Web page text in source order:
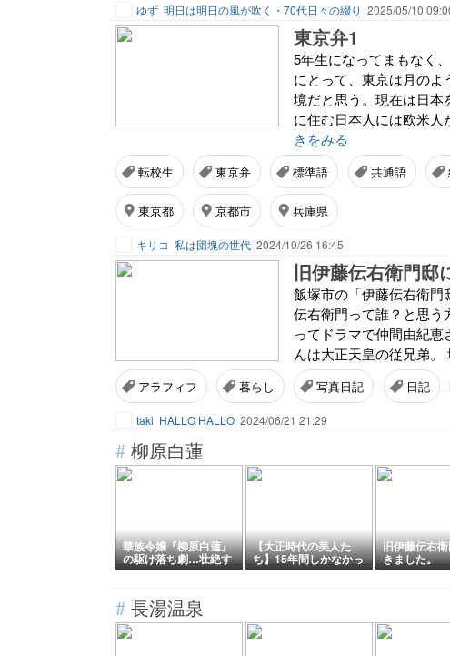
ゆず 明日は明日の風が吹く・70代日々の綴り 2025/05/10
東京弁1
5年生になってまもなく
にとって、東京は月の
境だと思う。現在は日
に住む日本人には欧米
きをみる
転校生 東京弁 標準語 共通語
東京都 京都市 兵庫県
キリコ 私は団塊の世代 2024/10/26 16:45
旧伊藤伝右衛門邸
飯塚市の「伊藤伝右衛
伝右衛門って誰？と思う
ってドラマで仲間由紀
んは大正天皇の従兄弟
アラフィフ 暮らし 写真日記 日記
taki HALLO HALLO 2024/06/21 21:29
# 柳原白蓮
華族令嬢『柳原白蓮』
の駆け落ち劇…壮絶す
ぎる波乱万丈な人生と
【大正時代の美人た
ち】15年間しかなかっ
た短い時代に強烈に輝
旧伊藤伝右
きました。
# 長湯温泉